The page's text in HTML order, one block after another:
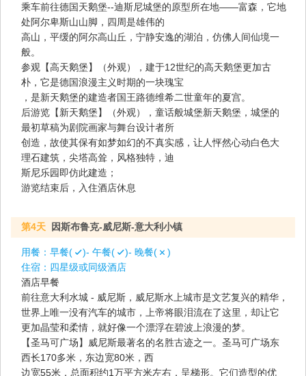
乘车前往德国天鹅堡--迪斯尼城堡的原型所在地——富森，它地
处阿尔卑斯山山脚，四周是雄伟的
高山，平缓的阿尔高山丘，宁静安逸的湖泊，仿佛人间仙境一
般。
参观【高天鹅堡】（外观），建于12世纪的高天鹅堡更加古
朴，它是德国浪漫主义时期的一块瑰宝
，是新天鹅堡的建造者国王路德维希二世童年的夏宫。
后游览【新天鹅堡】（外观），童话般城堡新天鹅堡，城堡的
最初草稿为剧院画家与舞台设计者所
创造，故使其保有如梦如幻的不真实感，让人怦然心动白色大
理石建筑，尖塔高耸，风格独特，迪
斯尼乐园即仿此建造；
游览结束后，入住酒店休息
第4天 因斯布鲁克-威尼斯-意大利小镇
用餐： 早餐( )- 午餐( )- 晚餐(
)
住宿： 四星级或同级酒店
酒店早餐
前往意大利水城 - 威尼斯，威尼斯水上城市是文艺复兴的精华，
世界上唯一没有汽车的城市，上帝将眼泪流在了这里，却让它
更加晶莹和柔情，就好像一个漂浮在碧波上浪漫的梦。
【圣马可广场】威尼斯最著名的名胜古迹之一。圣马可广场东
西长170多米，东边宽80米，西
边宽55米，总面积约1万平方米左右，呈梯形。它们造型的优